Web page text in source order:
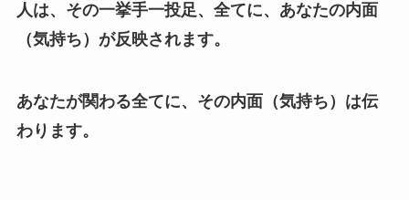
人は、その一挙手一投足、全てに、あなたの内面
（気持ち）が反映されます。
あなたが関わる全てに、その内面（気持ち）は伝
わります。